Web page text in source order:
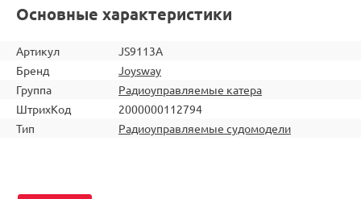
Основные характеристики
Артикул
JS9113A
Бренд
Joysway
Группа
Радиоуправляемые катера
ШтрихКод
2000000112794
Тип
Радиоуправляемые судомодели